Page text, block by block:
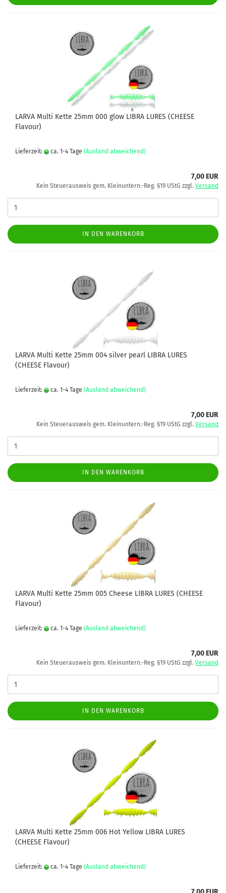
LARVA Multi Kette 25mm 000 glow LIBRA LURES (CHEESE
Flavour)
Lieferzeit: ca. 1-4 Tage (Ausland abweichend)
7,00 EUR
Kein Steuerausweis gem. Kleinuntern.-Reg. §19 UStG zzgl. Versand
IN DEN WARENKORB
LARVA Multi Kette 25mm 004 silver pearl LIBRA LURES
(CHEESE Flavour)
Lieferzeit: ca. 1-4 Tage (Ausland abweichend)
7,00 EUR
Kein Steuerausweis gem. Kleinuntern.-Reg. §19 UStG zzgl. Versand
IN DEN WARENKORB
LARVA Multi Kette 25mm 005 Cheese LIBRA LURES (CHEESE
Flavour)
Lieferzeit: ca. 1-4 Tage (Ausland abweichend)
7,00 EUR
Kein Steuerausweis gem. Kleinuntern.-Reg. §19 UStG zzgl. Versand
IN DEN WARENKORB
LARVA Multi Kette 25mm 006 Hot Yellow LIBRA LURES
(CHEESE Flavour)
Lieferzeit: ca. 1-4 Tage (Ausland abweichend)